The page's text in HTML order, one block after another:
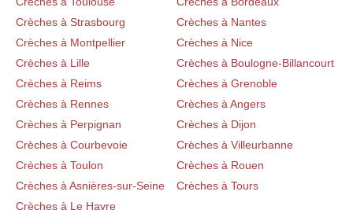
Crèches à Strasbourg
Crèches à Nantes
Crèches à Montpellier
Crèches à Nice
Crèches à Lille
Crèches à Boulogne-Billancourt
Crèches à Reims
Crèches à Grenoble
Crèches à Rennes
Crèches à Angers
Crèches à Perpignan
Crèches à Dijon
Crèches à Courbevoie
Crèches à Villeurbanne
Crèches à Toulon
Crèches à Rouen
Crèches à Asnières-sur-Seine
Crèches à Tours
Crèches à Le Havre